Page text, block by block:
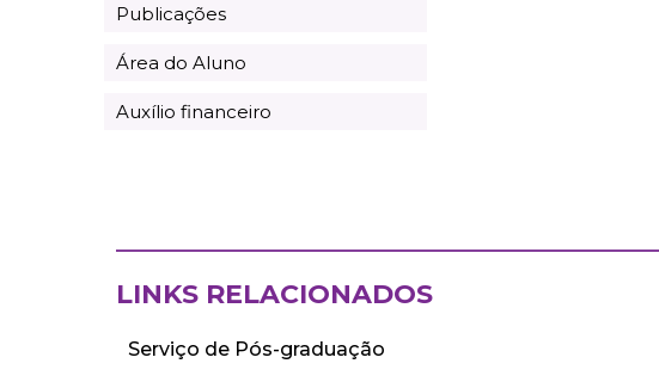
Publicações
Área do Aluno
Auxílio financeiro
LINKS RELACIONADOS
Serviço de Pós-graduação